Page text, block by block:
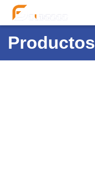
Productos